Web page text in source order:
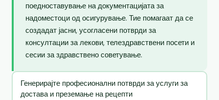
поедноставување на документацијата за
надоместоци од осигурување. Тие помагаат да се
создадат јасни, усогласени потврди за
консултации за лекови, телездравствени посети и
сесии за здравствено советување.
Генерирајте професионални потврди за услуги за
достава и преземање на рецепти